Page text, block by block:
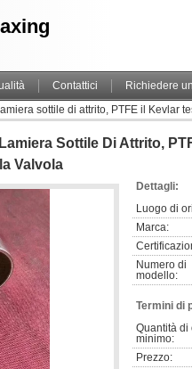
Contattici Richiedere
sottile di attrito, PTFE il Kevlar
Sottile Di Attrito,
Valvola
Dettagli:
Luogo di
Marca:
Numero di
modello:
Termini di
Quantità di
minimo:
Prezzo: